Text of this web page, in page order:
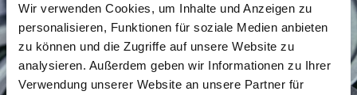
Wir verwenden Cookies, um Inhalte und Anzeigen zu
personalisieren, Funktionen für soziale Medien anbieten
zu können und die Zugriffe auf unsere Website zu
analysieren. Außerdem geben wir Informationen zu Ihrer
Verwendung unserer Website an unsere Partner für